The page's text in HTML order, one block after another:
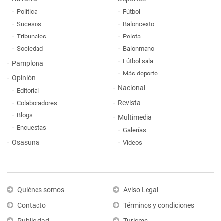
Política
Sucesos
Tribunales
Sociedad
Pamplona
Opinión
Editorial
Colaboradores
Blogs
Encuestas
Osasuna
Fútbol
Baloncesto
Pelota
Balonmano
Fútbol sala
Más deporte
Nacional
Revista
Multimedia
Galerías
Vídeos
Quiénes somos
Contacto
Aviso Legal
Términos y condiciones